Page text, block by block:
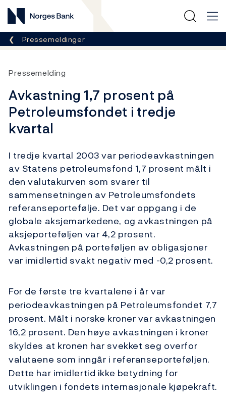
Norges Bank
Her er du nå:
Pressemeldinger
Pressemelding
Avkastning 1,7 prosent på
Petroleumsfondet i tredje
kvartal
I tredje kvartal 2003 var periodeavkastningen
av Statens petroleumsfond 1,7 prosent målt i
den valutakurven som svarer til
sammensetningen av Petroleumsfondets
referanseportefølje. Det var oppgang i de
globale aksjemarkedene, og avkastningen på
aksjeporteføljen var 4,2 prosent.
Avkastningen på porteføljen av obligasjoner
var imidlertid svakt negativ med -0,2 prosent.
For de første tre kvartalene i år var
periodeavkastningen på Petroleumsfondet 7,7
prosent. Målt i norske kroner var avkastningen
16,2 prosent. Den høye avkastningen i kroner
skyldes at kronen har svekket seg overfor
valutaene som inngår i referanseporteføljen.
Dette har imidlertid ikke betydning for
utviklingen i fondets internasjonale kjøpekraft.